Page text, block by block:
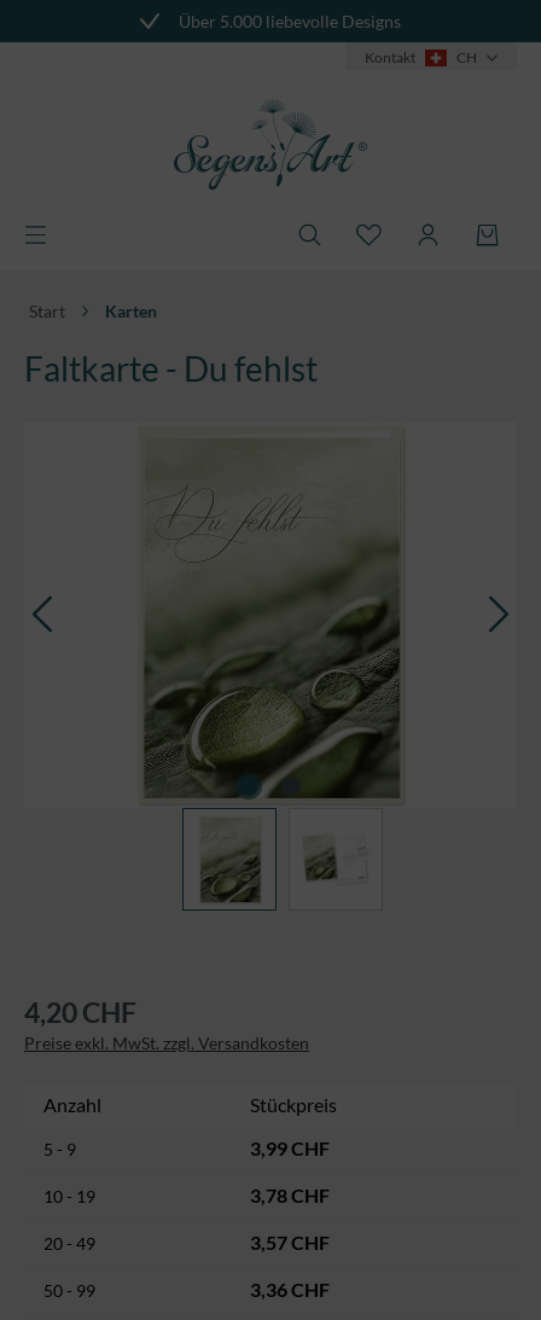
Über 5.000 liebevolle Designs
Kontakt CH
Start Karten
Faltkarte - Du fehlst
4,20 CHF
Preise exkl. MwSt. zzgl. Versandkosten
Anzahl Stückpreis
5 - 9 3,99 CHF
10 - 19 3,78 CHF
20 - 49 3,57 CHF
50 - 99 3,36 CHF